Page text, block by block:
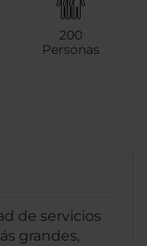
200
Personas
de servicios
grandes,